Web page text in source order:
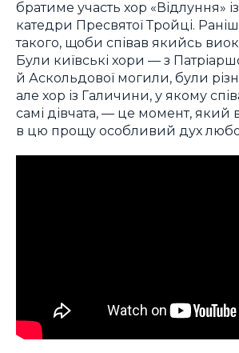
братиме участь хор «Відлуння»
катедри Пресвятої Тройці.
такого, щоби співав якийсь
Були київські хори — з
й Аскольдової могили, були
але хор із Галичини, у якому
самі дівчата, — це момент, який
в цю прощу особливий дух